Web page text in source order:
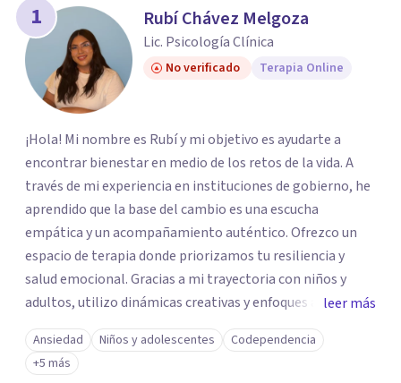
1 Rubí Chávez Melgoza
Lic. Psicología Clínica
No verificado Terapia Online
¡Hola! Mi nombre es Rubí y mi objetivo es ayudarte a
encontrar bienestar en medio de los retos de la vida. A
través de mi experiencia en instituciones de gobierno, he
aprendido que la base del cambio es una escucha
empática y un acompañamiento auténtico. ​Ofrezco un
espacio de terapia donde priorizamos tu resiliencia y
salud emocional. Gracias a mi trayectoria con niños y
adultos, utilizo dinámicas creativas y enfoques adaptados
a tus necesidades específicas. Estoy aquí para escucharte
y brindarte las herramientas necesarias para fortalecer
tu paz mental.
leer más
Ansiedad Niños y adolescentes
Codependencia
+5 más